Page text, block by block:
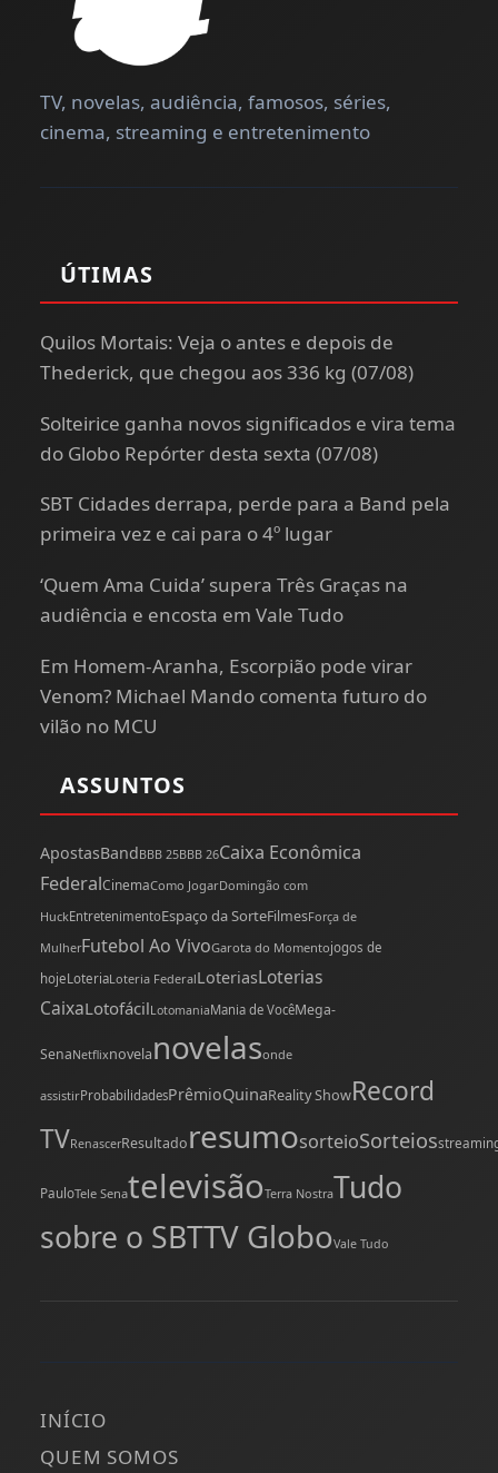
TV, novelas, audiência, famosos, séries,
cinema, streaming e entretenimento
ÚTIMAS
Quilos Mortais: Veja o antes e depois de
Thederick, que chegou aos 336 kg (07/08)
Solteirice ganha novos significados e vira tema
do Globo Repórter desta sexta (07/08)
SBT Cidades derrapa, perde para a Band pela
primeira vez e cai para o 4º lugar
‘Quem Ama Cuida’ supera Três Graças na
audiência e encosta em Vale Tudo
Em Homem-Aranha, Escorpião pode virar
Venom? Michael Mando comenta futuro do
vilão no MCU
ASSUNTOS
ApostasBandBBB 25BBB 26Caixa Econômica
FederalCinemaComo JogarDomingão com
HuckEntretenimentoEspaço da SorteFilmesForça de
MulherFutebol Ao VivoGarota do Momentojogos de
hojeLoteriaLoteria FederalLoteriasLoterias
CaixaLotofácilLotomaniaMania de VocêMega-
SenaNetflixnovelanovelasonde
assistirProbabilidadesPrêmioQuinaReality ShowRecord
TVRenascerResultadoresumosorteioSorteios
PauloTele SenatelevisãoTerra NostraTudo
sobre o SBTTV GloboVale Tudo
INÍCIO
QUEM SOMOS